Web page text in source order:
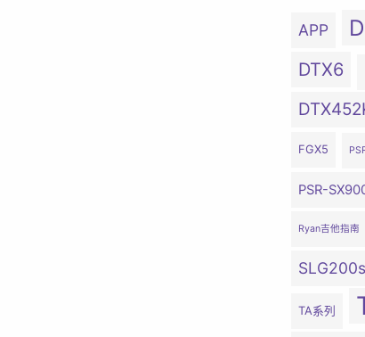
APP
DTX6
FGX5
PSR-
Ryan吉他指南
SLG200s
TA系列